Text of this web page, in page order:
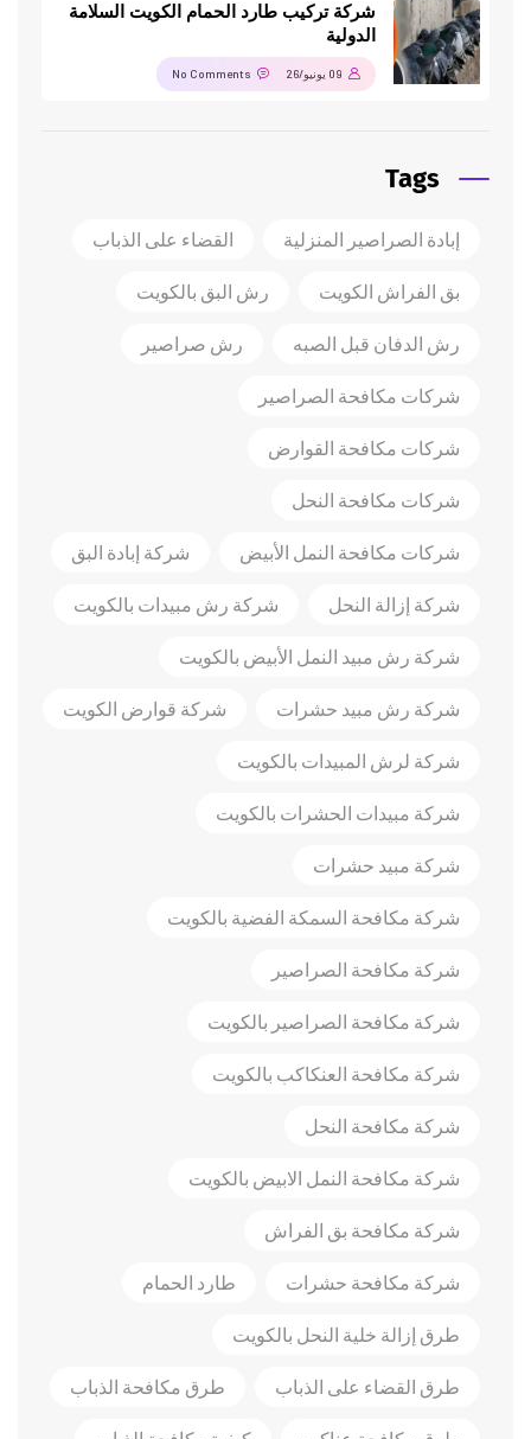
شركة تركيب طارد الحمام الكويت السلامة
الدولية
09 يونيو/26 No Comments
Tags
إبادة الصراصير المنزلية القضاء على الذباب
بق الفراش الكويت رش البق بالكويت
رش الدفان قبل الصبه رش صراصير
شركات مكافحة الصراصير
شركات مكافحة القوارض
شركات مكافحة النحل
شركات مكافحة النمل الأبيض شركة إبادة البق
شركة إزالة النحل شركة رش مبيدات بالكويت
شركة رش مبيد النمل الأبيض بالكويت
شركة رش مبيد حشرات شركة قوارض الكويت
شركة لرش المبيدات بالكويت
شركة مبيدات الحشرات بالكويت
شركة مبيد حشرات
شركة مكافحة السمكة الفضية بالكويت
شركة مكافحة الصراصير
شركة مكافحة الصراصير بالكويت
شركة مكافحة العنكاكب بالكويت
شركة مكافحة النحل
شركة مكافحة النمل الابيض بالكويت
شركة مكافحة بق الفراش
شركة مكافحة حشرات طارد الحمام
طرق إزالة خلية النحل بالكويت
طرق القضاء على الذباب طرق مكافحة الذباب